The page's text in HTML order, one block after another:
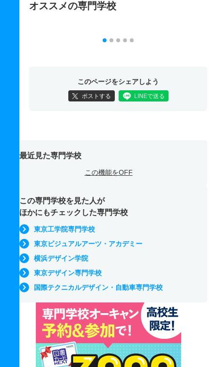
オススメの専門学校
このページをシェアしよう
ポストする LINEで送る
最近見た専門学校
この機能をOFF
この専門学校を見た人が
ほかにもチェックした専門学校
東京工学院専門学校
東京ビジュアルアーツ・アカデミー
横浜デザイン学院
東京デザイン専門学校
国際テクニカルデザイン・自動車専門学校